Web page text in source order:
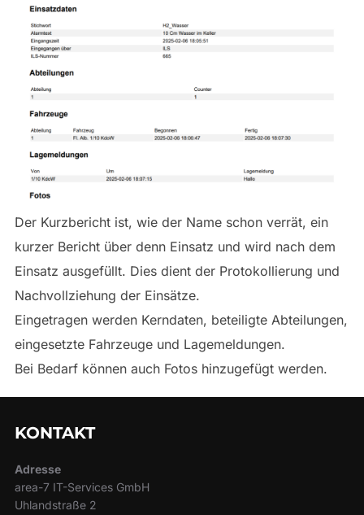
Der Kurzbericht ist, wie der Name schon verrät, ein
kurzer Bericht über denn Einsatz und wird nach dem
Einsatz ausgefüllt. Dies dient der Protokollierung und
Nachvollziehung der Einsätze.
Eingetragen werden Kerndaten, beteiligte Abteilungen,
eingesetzte Fahrzeuge und Lagemeldungen.
Bei Bedarf können auch Fotos hinzugefügt werden.
KONTAKT
Adresse
area-7 IT-Services GmbH
Uhlandstraße 2